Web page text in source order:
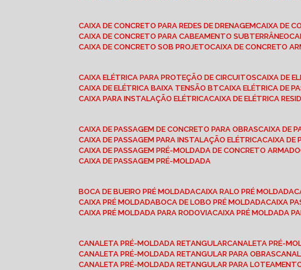
CAIXA DE CONCRETO PARA REDES DE DRENAGEM CAIXA DE
CAIXA DE CONCRETO PARA CABEAMENTO SUBTERRÂNEO
CAIXA DE CONCRETO SOB PROJETO CAIXA DE CONCRETO
CAIXA ELÉTRICA PARA PROTEÇÃO DE CIRCUITOS CAIXA DE
CAIXA DE ELÉTRICA BAIXA TENSÃO BT CAIXA ELÉTRICA DE
CAIXA PARA INSTALAÇÃO ELÉTRICA CAIXA DE ELÉTRICA
CAIXA DE PASSAGEM DE CONCRETO PARA OBRAS CAIXA DE
CAIXA DE PASSAGEM PARA INSTALAÇÃO ELÉTRICA CAIXA
CAIXA DE PASSAGEM PRÉ-MOLDADA DE CONCRETO ARMADO
CAIXA DE PASSAGEM PRÉ-MOLDADA
BOCA DE BUEIRO PRÉ MOLDADA CAIXA RALO PRÉ MOLDADA
CAIXA PRÉ MOLDADA BOCA DE LOBO PRÉ MOLDADA CAIXA
CAIXA PRÉ MOLDADA PARA RODOVIA CAIXA PRÉ MOLDADA
CANALETA PRÉ-MOLDADA RETANGULAR CANALETA PRÉ-
CANALETA PRÉ-MOLDADA RETANGULAR PARA OBRAS
CANALETA PRÉ-MOLDADA RETANGULAR PARA